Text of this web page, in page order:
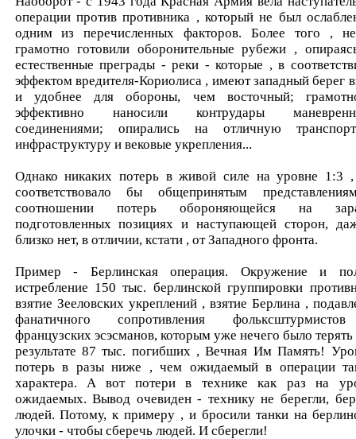
операции против противника , который не был
одним из перечисленных факторов. Более того ,
грамотно готовили оборонительные рубежи ,
естественные преграды - реки - которые , в
эффектом вредителя-Кориолиса , имеют западный берег
и удобнее для обороны, чем восточный;
эффективно наносили контрудары
соединениями; опирались на отличную
инфраструктуру и вековые укрепления...
Однако никаких потерь в живой силе на уровне 1:3
соответствовало бы общепринятым
соотношении потерь обороняющейся на
подготовленных позициях и наступающей сторон,
близко нет, в отличии, кстати , от Западного фронта.
Пример - Берлинская операция. Окружение и
истребление 150 тыс. берлинской группировки
взятие Зееловских укреплений , взятие Берлина ,
фанатичного сопротивления
французских эсэсманов, которым уже нечего было терять
результате 87 тыс. погибших , Вечная Им Память!
потерь в разы ниже , чем ожидаемый в операции
характера. А вот потери в технике как раз на
ожидаемых. Вывод очевиден - технику не берегли,
людей. Потому, к примеру , и бросили танки на
улочки - чтобы сберечь людей. И сберегли!